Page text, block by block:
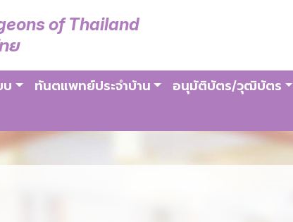
of Thailand
ย
บ ทันตแพทย์ประจำบ้าน อนุมัติบัตร/วุฒิบัตร